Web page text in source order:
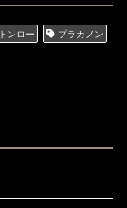
トンロー プラカノン